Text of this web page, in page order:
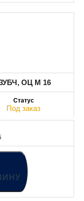
ОЦ М 16
Под заказ